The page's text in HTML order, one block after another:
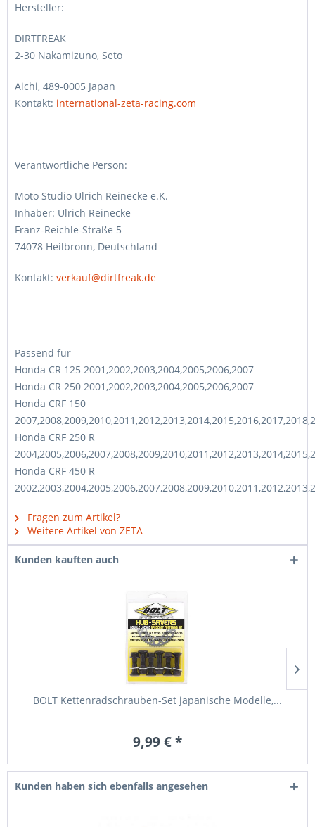
Hersteller:
DIRTFREAK
2-30 Nakamizuno, Seto
Aichi, 489-0005 Japan
Kontakt: international-zeta-racing.com
Verantwortliche Person:
Moto Studio Ulrich Reinecke e.K.
Inhaber: Ulrich Reinecke
Franz-Reichle-Straße 5
74078 Heilbronn, Deutschland
Kontakt: verkauf@dirtfreak.de
Passend für
Honda CR 125 2001,2002,2003,2004,2005,2006,2007
Honda CR 250 2001,2002,2003,2004,2005,2006,2007
Honda CRF 150
Honda CRF 250 R
Honda CRF 450 R
Fragen zum Artikel?
Weitere Artikel von ZETA
Kunden kauften auch
BOLT Kettenradschrauben-Set japanische Modelle,...
9,99 € *
Kunden haben sich ebenfalls angesehen